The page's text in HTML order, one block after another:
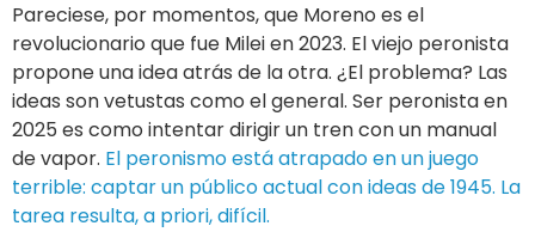
Pareciese, por momentos, que Moreno es el
revolucionario que fue Milei en 2023. El viejo peronista
propone una idea atrás de la otra. ¿El problema? Las
ideas son vetustas como el general. Ser peronista en
2025 es como intentar dirigir un tren con un manual
de vapor. El peronismo está atrapado en un juego
terrible: captar un público actual con ideas de 1945. La
tarea resulta, a priori, difícil.